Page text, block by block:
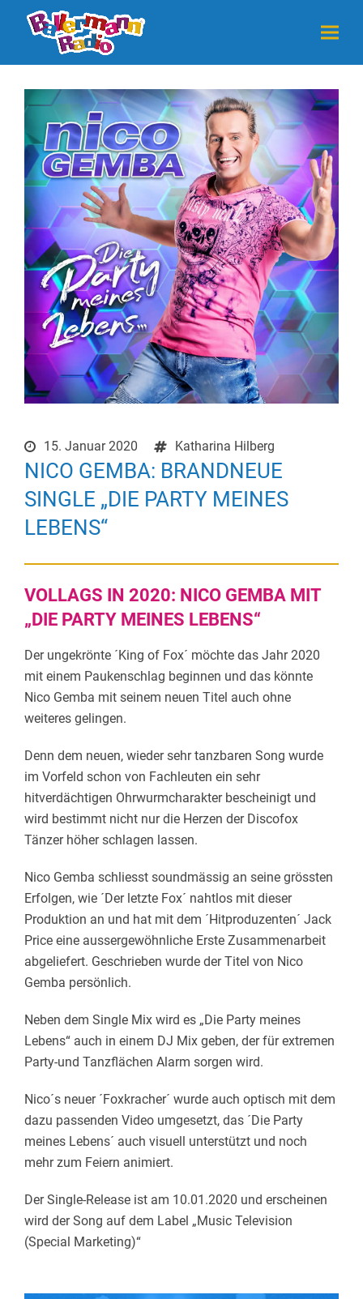
15. Januar 2020 Katharina Hilberg
NICO GEMBA: BRANDNEUE
SINGLE „DIE PARTY MEINES
LEBENS“
VOLLAGS IN 2020: NICO GEMBA MIT
„DIE PARTY MEINES LEBENS“
Der ungekrönte ´King of Fox´ möchte das Jahr 2020
mit einem Paukenschlag beginnen und das könnte
Nico Gemba mit seinem neuen Titel auch ohne
weiteres gelingen.
Denn dem neuen, wieder sehr tanzbaren Song wurde
im Vorfeld schon von Fachleuten ein sehr
hitverdächtigen Ohrwurmcharakter bescheinigt und
wird bestimmt nicht nur die Herzen der Discofox
Tänzer höher schlagen lassen.
Nico Gemba schliesst soundmässig an seine grössten
Erfolgen, wie ´Der letzte Fox´ nahtlos mit dieser
Produktion an und hat mit dem ´Hitproduzenten´ Jack
Price eine aussergewöhnliche Erste Zusammenarbeit
abgeliefert. Geschrieben wurde der Titel von Nico
Gemba persönlich.
Neben dem Single Mix wird es „Die Party meines
Lebens“ auch in einem DJ Mix geben, der für extremen
Party-und Tanzflächen Alarm sorgen wird.
Nico´s neuer ´Foxkracher´ wurde auch optisch mit dem
dazu passenden Video umgesetzt, das ´Die Party
meines Lebens´ auch visuell unterstützt und noch
mehr zum Feiern animiert.
Der Single-Release ist am 10.01.2020 und erscheinen
wird der Song auf dem Label „Music Television
(Special Marketing)“